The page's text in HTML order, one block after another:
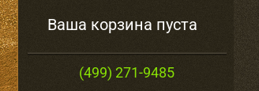
Ваша корзина пуста
(499) 271-9485